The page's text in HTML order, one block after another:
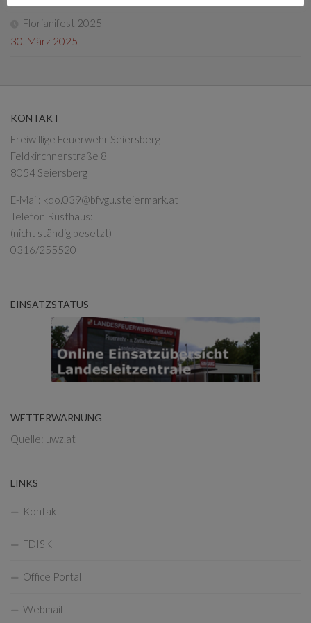
Florianifest 2025
30. März 2025
KONTAKT
Freiwillige Feuerwehr Seiersberg
Feldkirchnerstraße 8
8054 Seiersberg
E-Mail: kdo.039@bfvgu.steiermark.at
Telefon Rüsthaus:
(nicht ständig besetzt)
0316/255520
EINSATZSTATUS
WETTERWARNUNG
Quelle: uwz.at
LINKS
Kontakt
FDISK
Office Portal
Webmail